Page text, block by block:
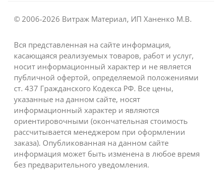
© 2006-2026 Витраж Материал, ИП Ханенко М.В.
Вся представленная на сайте информация,
касающаяся реализуемых товаров, работ и услуг,
носит информационный характер и не является
публичной офертой, определяемой положениями
ст. 437 Гражданского Кодекса РФ. Все цены,
указанные на данном сайте, носят
информационный характер и являются
ориентировочными (окончательная стоимость
рассчитывается менеджером при оформлении
заказа). Опубликованная на данном сайте
информация может быть изменена в любое время
без предварительного уведомления.